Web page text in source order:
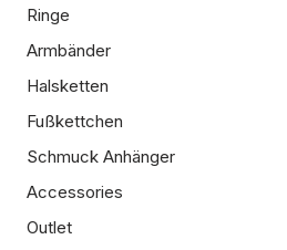
Ringe
Armbänder
Halsketten
Fußkettchen
Schmuck Anhänger
Accessories
Outlet